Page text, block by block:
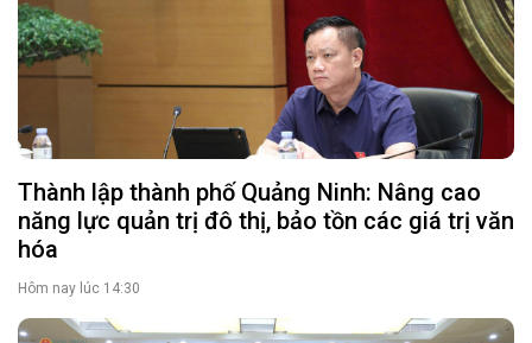
Thành lập thành phố Quảng Ninh: Nâng cao
năng lực quản trị đô thị, bảo tồn các giá trị văn
hóa
Hôm nay lúc 14:30